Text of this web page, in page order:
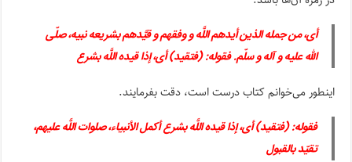
أی، من جمله الذین أیدهم اللَّه و وفقهم و قیَّدهم بشریعه نبیه، صلّی
الله علیه و آله و سلّم. فقوله: (فتقید) أی، إذا قیده اللَّه بشرع
اینطور می‌خوانم کتاب درست است، دقت بفرمایند.
فقوله: (فتقید) أی، إذا قیده اللَّه بشرعأکمل الأنبیاء، صلوات اللَّه علیهم،
تقیّد بالقبول